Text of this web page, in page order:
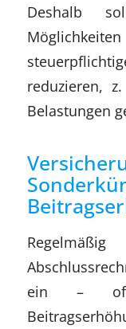
Deshalb
reduzieren,
Belastungen
ein – oft